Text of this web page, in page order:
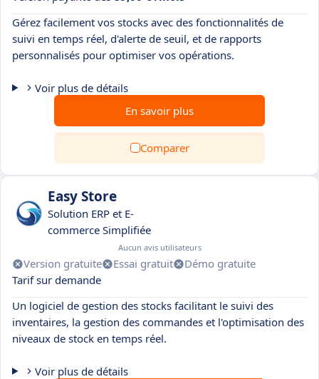
Gérez facilement vos stocks avec des fonctionnalités de
suivi en temps réel, d'alerte de seuil, et de rapports
personnalisés pour optimiser vos opérations.
Voir plus de détails
En savoir plus
Comparer
Easy Store
Solution ERP et E-
commerce Simplifiée
Aucun avis utilisateurs
Version gratuite Essai gratuit
Démo gratuite
Tarif sur demande
Un logiciel de gestion des stocks facilitant le suivi des
inventaires, la gestion des commandes et l'optimisation des
niveaux de stock en temps réel.
Voir plus de détails